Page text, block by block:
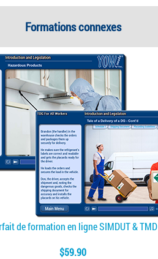
Formations connexes
de formation en ligne SIMDUT & TMD
$59.90